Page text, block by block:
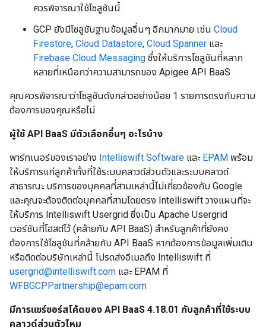
ควรพิจารณาใช้โซลูชันนี้
GCP ยังมีโซลูชันฐานข้อมูลอื่นๆ อีกมากมาย เช่น Cloud
Firestore, Cloud Datastore, Cloud Spanner และ
Firebase Cloud Messaging ซึ่งให้บริการโซลูชันที่หลาก
หลายที่เหนือกว่าความสามารถของ Apigee API BaaS
คุณควรพิจารณาว่าโซลูชันดังกล่าวอย่างน้อย 1 รายการตรงกับความ
ต้องการของคุณหรือไม่
ผู้ใช้ API BaaS มีตัวเลือกอื่นๆ อะไรบ้าง
พาร์ทเนอร์ของเราอย่าง Intelliswift Software และ EPAM พร้อม
ให้บริการแก่ลูกค้าทั้งที่ใช้ระบบคลาวด์ส่วนตัวและระบบคลาวด์
สาธารณะ บริการของบุคคลที่สามเหล่านี้ไม่เกี่ยวข้องกับ Google
และคุณจะต้องติดต่อบุคคลที่สามโดยตรง Intelliswift วางแผนที่จะ
ให้บริการ Intelliswift Usergrid ซึ่งเป็น Apache Usergrid
เวอร์ชันที่โฮสต์ไว้ (คล้ายกับ API BaaS) สำหรับลูกค้าที่ยังคง
ต้องการใช้โซลูชันที่คล้ายกับ API BaaS หากต้องการข้อมูลเพิ่มเติม
หรือติดต่อบริษัทเหล่านี้ โปรดส่งอีเมลถึง Intelliswift ที่
usergrid@intelliswift.com และ EPAM ที่
WFBGCPPartnership@epam.com
มีการแชร์ซอร์สโค้ดของ API BaaS 4.18.01 กับลูกค้าที่ใช้ระบบ
คลาวด์ส่วนตัวไหม